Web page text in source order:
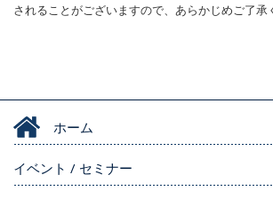
されることがございますので、あらかじめご了承
ホーム
イベント / セミナー